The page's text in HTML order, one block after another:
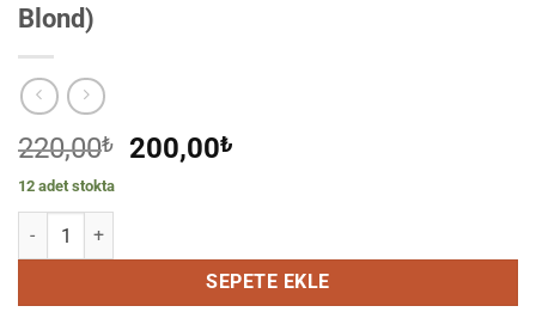
Blond)
220,00₺
Orijinal
200,00₺
12 adet stokta
MM Beauty M 05 Koyu Kumral (Dark Blond) adet
SEPETE EKLE